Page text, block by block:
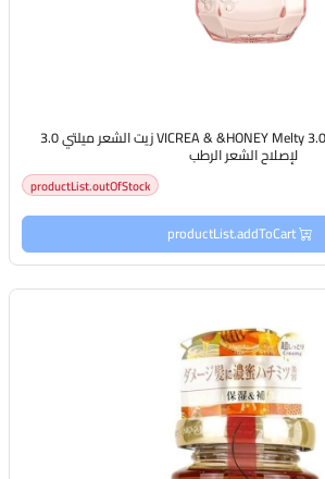
VICREA & &HONEY Melty 3.0 Moist Repair Hair Oil زيت الشعر ميلتي 3.0
لإصلاح الشعر الرطب
productList.outOfStock
productList.addToCart